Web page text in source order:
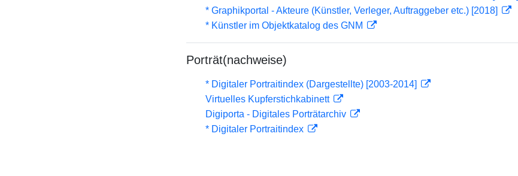
* Graphikportal - Akteure (Künstler, Verleger, Auftraggeber etc.) [2018]
* Künstler im Objektkatalog des GNM
Porträt(nachweise)
* Digitaler Portraitindex (Dargestellte) [2003-2014]
Virtuelles Kupferstichkabinett
Digiporta - Digitales Porträtarchiv
* Digitaler Portraitindex